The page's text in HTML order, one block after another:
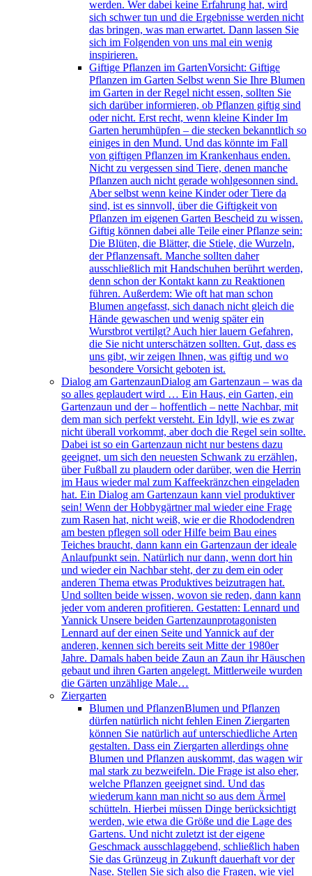
werden. Wer dabei keine Erfahrung hat, wird
sich schwer tun und die Ergebnisse werden nicht
das bringen, was man erwartet. Dann lassen Sie
sich im Folgenden von uns mal ein wenig
inspirieren.
Giftige Pflanzen im GartenVorsicht: Giftige
Pflanzen im Garten Selbst wenn Sie Ihre Blumen
im Garten in der Regel nicht essen, sollten Sie
sich darüber informieren, ob Pflanzen giftig sind
oder nicht. Erst recht, wenn kleine Kinder Im
Garten herumhüpfen – die stecken bekanntlich so
einiges in den Mund. Und das könnte im Fall
von giftigen Pflanzen im Krankenhaus enden.
Nicht zu vergessen sind Tiere, denen manche
Pflanzen auch nicht gerade wohlgesonnen sind.
Aber selbst wenn keine Kinder oder Tiere da
sind, ist es sinnvoll, über die Giftigkeit von
Pflanzen im eigenen Garten Bescheid zu wissen.
Giftig können dabei alle Teile einer Pflanze sein:
Die Blüten, die Blätter, die Stiele, die Wurzeln,
der Pflanzensaft. Manche sollten daher
ausschließlich mit Handschuhen berührt werden,
denn schon der Kontakt kann zu Reaktionen
führen. Außerdem: Wie oft hat man schon
Blumen angefasst, sich danach nicht gleich die
Hände gewaschen und wenig später ein
Wurstbrot vertilgt? Auch hier lauern Gefahren,
die Sie nicht unterschätzen sollten. Gut, dass es
uns gibt, wir zeigen Ihnen, was giftig und wo
besondere Vorsicht geboten ist.
Dialog am GartenzaunDialog am Gartenzaun – was da
so alles geplaudert wird … Ein Haus, ein Garten, ein
Gartenzaun und der – hoffentlich – nette Nachbar, mit
dem man sich perfekt versteht. Ein Idyll, wie es zwar
nicht überall vorkommt, aber doch die Regel sein sollte.
Dabei ist so ein Gartenzaun nicht nur bestens dazu
geeignet, um sich den neuesten Schwank zu erzählen,
über Fußball zu plaudern oder darüber, wen die Herrin
im Haus wieder mal zum Kaffeekränzchen eingeladen
hat. Ein Dialog am Gartenzaun kann viel produktiver
sein! Wenn der Hobbygärtner mal wieder eine Frage
zum Rasen hat, nicht weiß, wie er die Rhododendren
am besten pflegen soll oder Hilfe beim Bau eines
Teiches braucht, dann kann ein Gartenzaun der ideale
Anlaufpunkt sein. Natürlich nur dann, wenn dort hin
und wieder ein Nachbar steht, der zu dem ein oder
anderen Thema etwas Produktives beizutragen hat.
Und sollten beide wissen, wovon sie reden, dann kann
jeder vom anderen profitieren. Gestatten: Lennard und
Yannick Unsere beiden Gartenzaunprotagonisten
Lennard auf der einen Seite und Yannick auf der
anderen, kennen sich bereits seit Mitte der 1980er
Jahre. Damals haben beide Zaun an Zaun ihr Häuschen
gebaut und ihren Garten angelegt. Mittlerweile wurden
die Gärten unzählige Male…
Ziergarten
Blumen und PflanzenBlumen und Pflanzen
dürfen natürlich nicht fehlen Einen Ziergarten
können Sie natürlich auf unterschiedliche Arten
gestalten. Dass ein Ziergarten allerdings ohne
Blumen und Pflanzen auskommt, das wagen wir
mal stark zu bezweifeln. Die Frage ist also eher,
welche Pflanzen geeignet sind. Und das
wiederum kann man nicht so aus dem Ärmel
schütteln. Hierbei müssen Dinge berücksichtigt
werden, wie etwa die Größe und die Lage des
Gartens. Und nicht zuletzt ist der eigene
Geschmack ausschlaggebend, schließlich haben
Sie das Grünzeug in Zukunft dauerhaft vor der
Nase. Stellen Sie sich also die Fragen, wie viel